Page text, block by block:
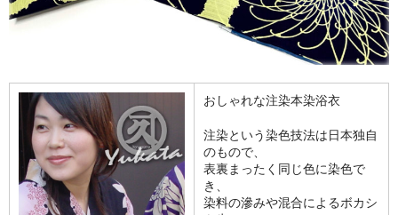
おしゃれな注染本染浴衣
注染という染色技法は日本独自
のもので、
表裏まったく同じ色に染色で
き、
染料の滲みや混合によるボカシ